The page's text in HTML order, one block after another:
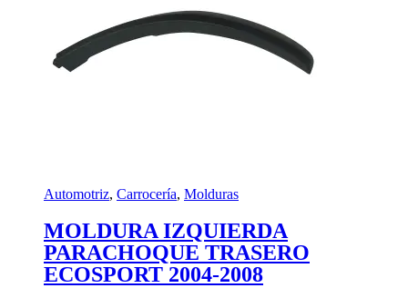
Automotriz, Carrocería, Molduras
MOLDURA IZQUIERDA
PARACHOQUE TRASERO
ECOSPORT 2004-2008